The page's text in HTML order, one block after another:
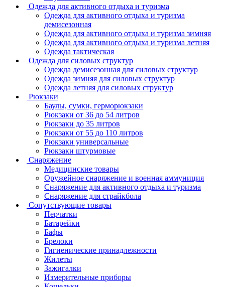
Одежда для активного отдыха и туризма
Одежда для активного отдыха и туризма
демисезонная
Одежда для активного отдыха и туризма зимняя
Одежда для активного отдыха и туризма летняя
Одежда тактическая
Одежда для силовых структур
Одежда демисезонная для силовых структур
Одежда зимняя для силовых структур
Одежда летняя для силовых структур
Рюкзаки
Баулы, сумки, герморюкзаки
Рюкзаки от 36 до 54 литров
Рюкзаки до 35 литров
Рюкзаки от 55 до 110 литров
Рюкзаки универсальные
Рюкзаки штурмовые
Снаряжение
Медицинские товары
Оружейное снаряжение и военная аммуниция
Снаряжение для активного отдыха и туризма
Снаряжение для страйкбола
Сопутствующие товары
Перчатки
Батарейки
Бафы
Брелоки
Гигиенические принадлежности
Жилеты
Зажигалки
Измерительные приборы